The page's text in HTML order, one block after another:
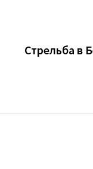
Стрельба в